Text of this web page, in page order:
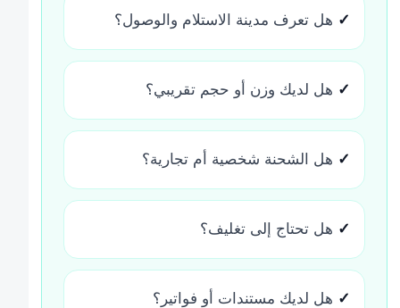
✓ هل تعرف مدينة الاستلام والوصول؟
✓ هل لديك وزن أو حجم تقريبي؟
✓ هل الشحنة شخصية أم تجارية؟
✓ هل تحتاج إلى تغليف؟
✓ هل لديك مستندات أو فواتير؟